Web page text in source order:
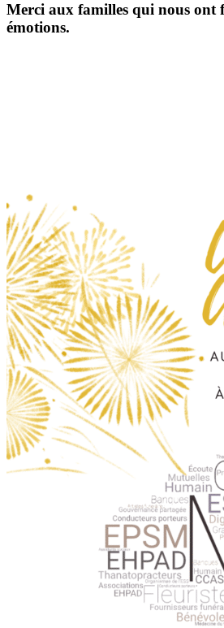
Merci aux familles qui nous ont
émotions.